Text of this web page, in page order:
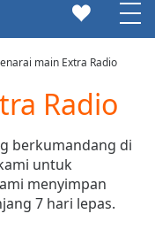
main Extra Radio
Radio
berkumandang di
untuk
menyimpan
7 hari lepas.